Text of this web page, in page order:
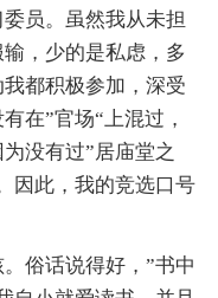
员。虽然我从未担
，少的是私虑，多
都积极参加，深受
在”官场“上混过，
没有过”居庙堂之
因此，我的竞选口号
俗话说得好，”书中